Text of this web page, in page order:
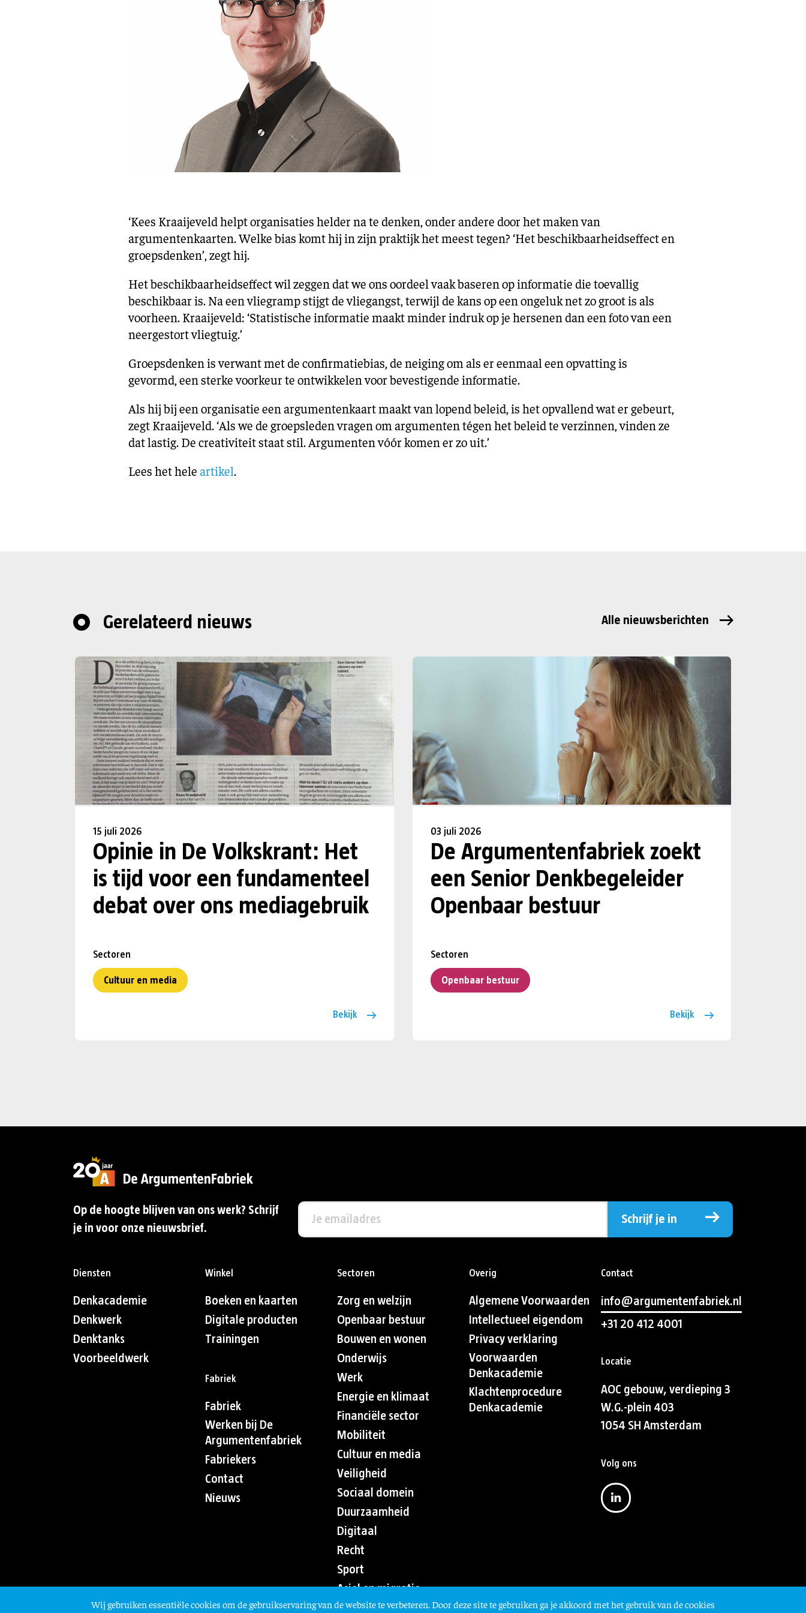
‘Kees Kraaijeveld helpt organisaties helder na te denken, onder andere door het maken van
argumentenkaarten. Welke bias komt hij in zijn praktijk het meest tegen? ‘Het beschikbaarheidseffect en
groepsdenken’, zegt hij.
Het beschikbaarheidseffect wil zeggen dat we ons oordeel vaak baseren op informatie die toevallig
beschikbaar is. Na een vliegramp stijgt de vliegangst, terwijl de kans op een ongeluk net zo groot is als
voorheen. Kraaijeveld: ‘Statistische informatie maakt minder indruk op je hersenen dan een foto van een
neergestort vliegtuig.’
Groepsdenken is verwant met de confirmatiebias, de neiging om als er eenmaal een opvatting is
gevormd, een sterke voorkeur te ontwikkelen voor bevestigende informatie.
Als hij bij een organisatie een argumentenkaart maakt van lopend beleid, is het opvallend wat er gebeurt,
zegt Kraaijeveld. ‘Als we de groepsleden vragen om argumenten tégen het beleid te verzinnen, vinden ze
dat lastig. De creativiteit staat stil. Argumenten vóór komen er zo uit.’
Lees het heleartikel.
Gerelateerd nieuws Alle nieuwsberichten
15 juli 2026
Opinie in De Volkskrant: Het
is tijd voor een fundamenteel
debat over ons mediagebruik
Sectoren
Cultuur en media
Bekijk
03 juli 2026
De Argumentenfabriek zoekt
een Senior Denkbegeleider
Openbaar bestuur
Sectoren
Openbaar bestuur
Bekijk
Op de hoogte blijven van ons werk? Schrijf
je in voor onze nieuwsbrief.
Schrijf je in
Diensten
Denkacademie
Denkwerk
Denktanks
Voorbeeldwerk
Winkel
Boeken en kaarten
Digitale producten
Trainingen
Fabriek
Fabriek
Werken bij De
Argumentenfabriek
Fabriekers
Contact
Nieuws
Sectoren
Zorg en welzijn
Openbaar bestuur
Bouwen en wonen
Onderwijs
Werk
Energie en klimaat
Financiële sector
Mobiliteit
Cultuur en media
Veiligheid
Sociaal domein
Duurzaamheid
Digitaal
Recht
Sport
Asiel en migratie
Overig
Algemene Voorwaarden
Intellectueel eigendom
Privacy verklaring
Voorwaarden
Denkacademie
Klachtenprocedure
Denkacademie
Contact
info@argumentenfabriek.nl
+31 20 412 4001
Locatie
AOC gebouw, verdieping 3
W.G.-plein 403
1054 SH Amsterdam
Volg ons
Wij gebruiken essentiële cookies om de gebruikservaring van de website te verbeteren. Door deze site te gebruiken ga je akkoord met het gebruik van de cookies